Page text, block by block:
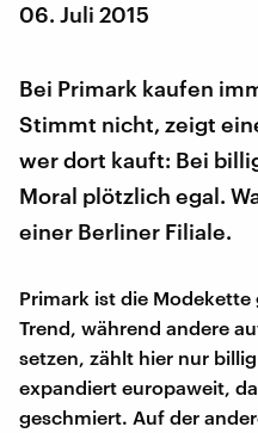
06. Juli 2015
Bei Primark kaufen
Stimmt nicht, zeigt
wer dort kauft: Bei
Moral plötzlich egal.
einer Berliner Filiale.
Primark ist die
Trend, während andere
setzen, zählt hier nur
expandiert europaweit,
geschmiert. Auf der